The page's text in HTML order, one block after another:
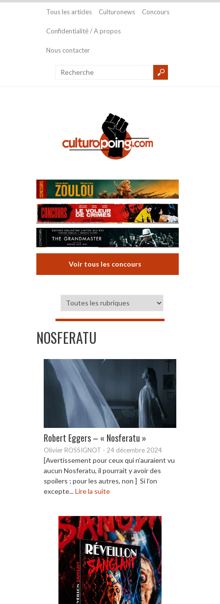
Tous les articles Culturonews Concours
Confidentialité / A propos
Nous contacter
Voir tous les concours
NOSFERATU
Robert Eggers – « Nosferatu »
Olivier ROSSIGNOT - 24 décembre 2024
[Avertissement pour ceux qui n’auraient vu
aucun Nosferatu, il pourrait y avoir des
spoilers ; pour les autres, non ] Si l’on
excepte...Lire la suite